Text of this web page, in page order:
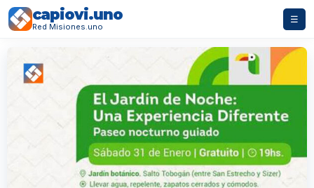
capiovi.uno
Red Misiones.uno
☰